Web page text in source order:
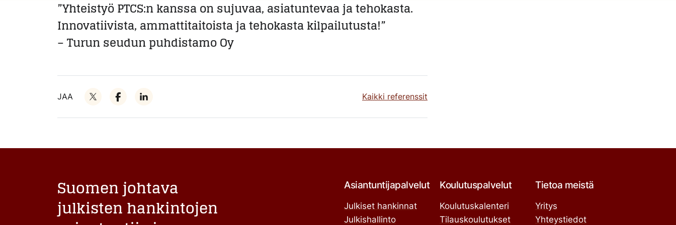
”Yhteistyö PTCS:n kanssa on sujuvaa, asiatuntevaa ja tehokasta.
Innovatiivista, ammattitaitoista ja tehokasta kilpailutusta!”
– Turun seudun puhdistamo Oy
JAA Kaikki referenssit
Suomen johtava
julkisten hankintojen
Asiantuntijapalvelut
Julkiset hankinnat
Julkishallinto
Koulutuspalvelut
Koulutuskalenteri
Tilauskoulutukset
Tietoa meistä
Yritys
Yhteystiedot